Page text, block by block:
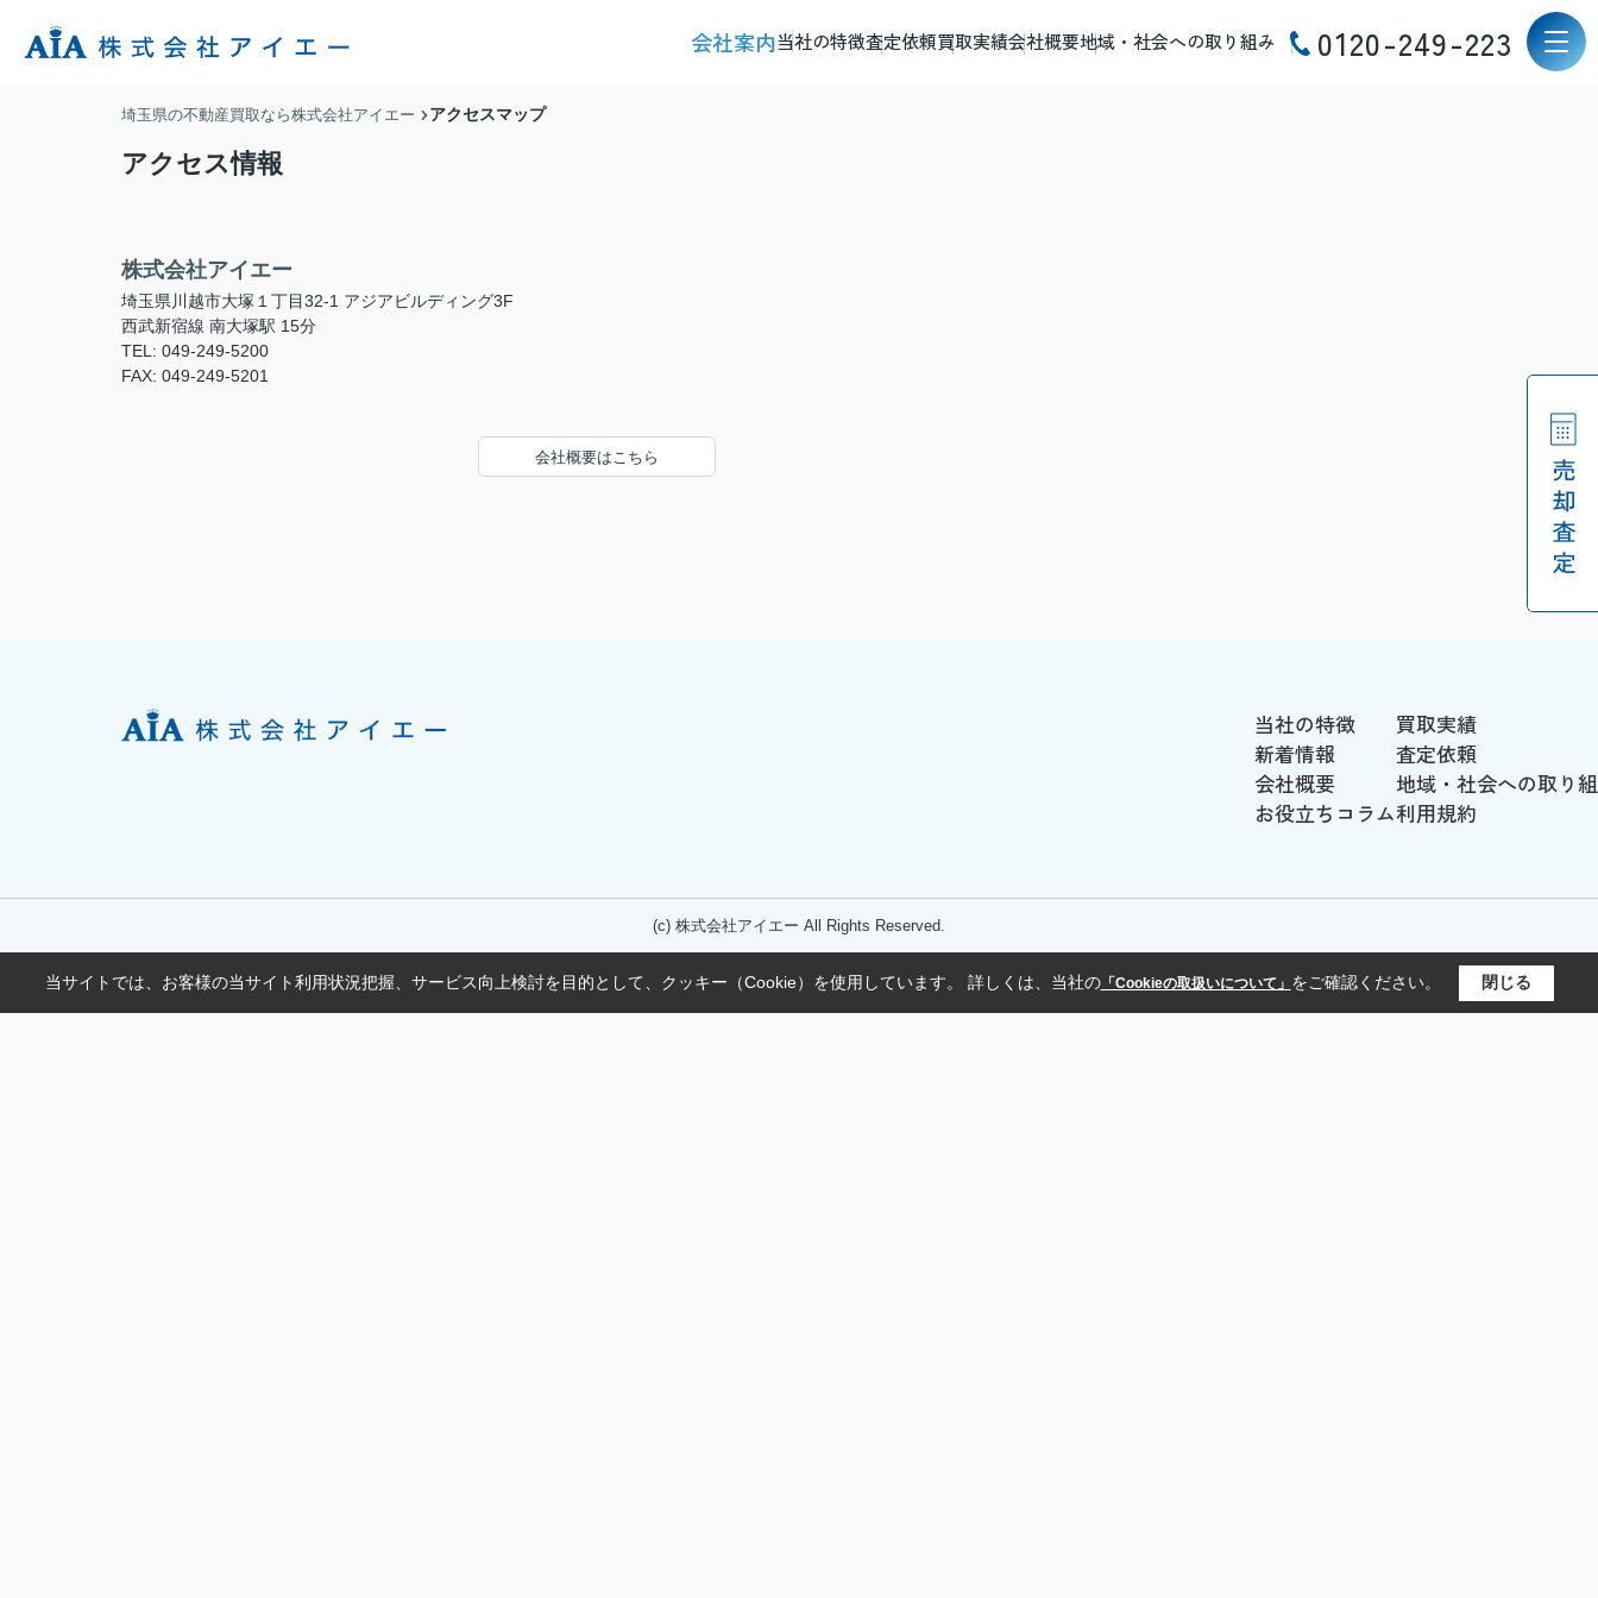
会社案内当社の特徴査定依頼買取実績会社概要地域・社会への取り組み 0120-249-223
埼玉県の不動産買取なら株式会社アイエー アクセスマップ
アクセス情報
株式会社アイエー
埼玉県川越市大塚１丁目32-1 アジアビルディング3F
西武新宿線 南大塚駅 15分
TEL: 049-249-5200
FAX: 049-249-5201
会社概要はこちら
当社の特徴
新着情報
会社概要
お役立ちコラム
買取実績
査定依頼
地域・社会への取り
利用規約
(c) 株式会社アイエー All Rights Reserved.
当サイトでは、お客様の当サイト利用状況把握、サービス向上検討を目的として、クッキー（Cookie）を使用しています。 詳しくは、当社の「Cookieの取扱いについて」 をご確認ください。 閉じる